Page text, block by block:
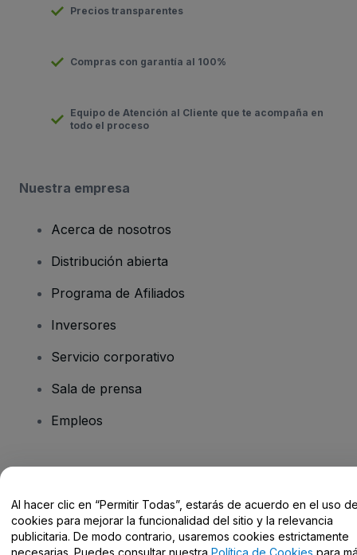
Precios transparentes
Compras con garantía al 100%
Equipo de Atención al Cliente que te acompaña en
todo el proceso
Nuestra empresa
Acerca de nosotros
Distribución abierta
Programa de Afiliados
Inversores
Servicio corporativo
Sala de prensa
Empleos
Centro de Ayuda / Contacto
Al hacer clic en “Permitir Todas”, estarás de acuerdo en el uso
cookies para mejorar la funcionalidad del sitio y la relevancia
publicitaria. De modo contrario, usaremos cookies estrictamente
necesarias. Puedes consultar nuestra Política de Cookies para